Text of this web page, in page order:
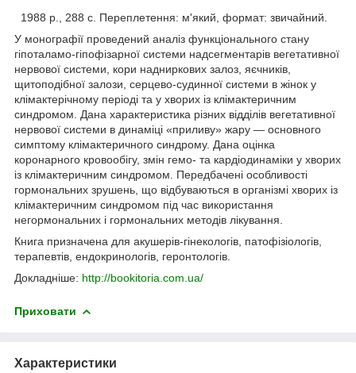
1988 р., 288 с. Переплетення: м'який, формат: звичайний.
У монографії проведений аналіз функціонального стану
гіпоталамо-гіпофізарної системи надсегментарів вегетативної
нервової системи, кори надниркових залоз, яєчників,
щитоподібної залози, серцево-судинної системи в жінок у
клімактерічному періоді та у хворих із клімактеричним
синдромом. Дана характеристика різних відділів вегетативної
нервової системи в динаміці «приливу» жару — основного
симптому клімактеричного синдрому. Дана оцінка
коронарного кровообігу, змін гемо- та кардіодинаміки у хворих
із клімактеричним синдромом. Передбачені особливості
гормональних зрушень, що відбуваються в організмі хворих із
клімактеричним синдромом під час використання
негормональних і гормональних методів лікування.
Книга призначена для акушерів-гінекологів, патофізіологів,
терапевтів, ендокринологів, геронтологів.
Докладніше: http://bookitoria.com.ua/
Приховати
Характеристики